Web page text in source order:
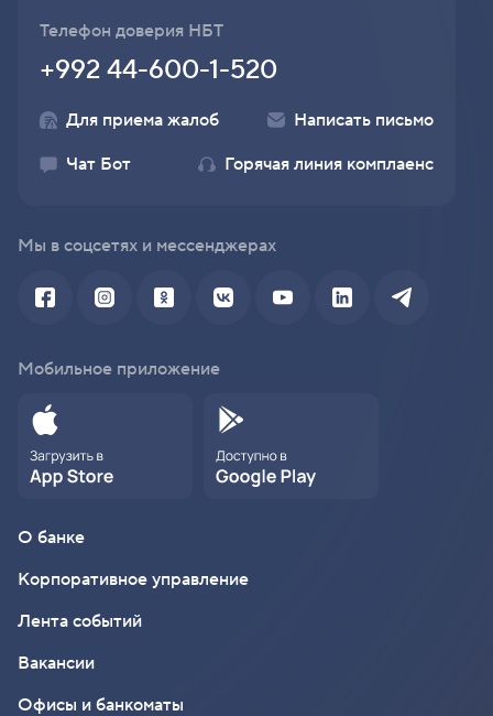
Телефон доверия НБТ
+992 44-600-1-520
Для приема жалоб
Написать письмо
Чат Бот
Горячая линия комплаенс
Мы в соцсетях и мессенджерах
Мобильное приложение
О банке
Корпоративное управление
Лента событий
Вакансии
Офисы и банкоматы